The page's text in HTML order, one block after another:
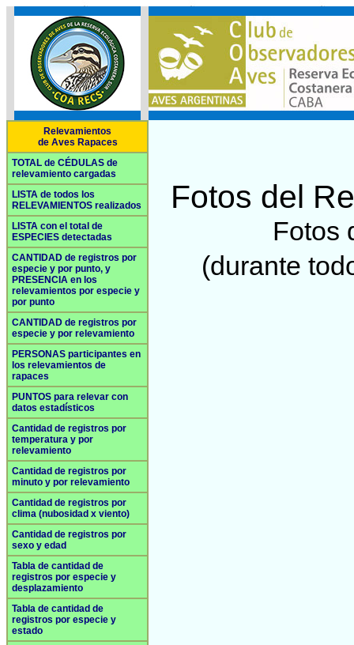
Relevamientos
de Aves Rapaces
TOTAL de CÉDULAS de
relevamiento cargadas
LISTA de todos los
RELEVAMIENTOS realizados
LISTA con el total de
ESPECIES detectadas
CANTIDAD de registros por
especie y por punto, y
PRESENCIA en los
relevamientos por especie y
por punto
CANTIDAD de registros por
especie y por relevamiento
PERSONAS participantes en
los relevamientos de
rapaces
PUNTOS para relevar con
datos estadísticos
Cantidad de registros por
temperatura y por
relevamiento
Cantidad de registros por
minuto y por relevamiento
Cantidad de registros por
clima (nubosidad x viento)
Cantidad de registros por
sexo y edad
Tabla de cantidad de
registros por especie y
desplazamiento
Tabla de cantidad de
registros por especie y
estado
Fotos del
Fotos
(durante